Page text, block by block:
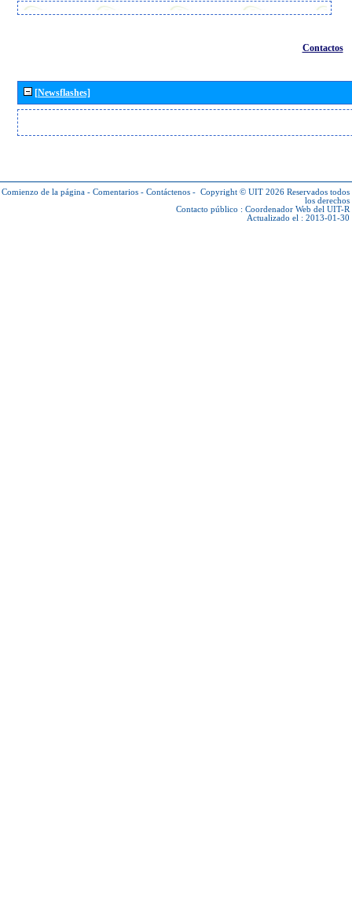
Contactos
[Newsflashes]
Comienzo de la página - Comentarios - Contáctenos - Copyright © UIT 2026 Reservados todos
los derechos
Contacto público : Coordenador Web del UIT-R
Actualizado el : 2013-01-30